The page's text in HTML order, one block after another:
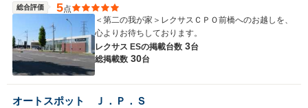
総合評価 5点
＜第二の我が家＞レクサスＣＰＯ前橋へのお越しを、
心よりお待ちしております。
レクサス ESの掲載台数 3台
総掲載数 30台
オートスポット Ｊ．Ｐ．Ｓ